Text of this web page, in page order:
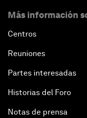
Más información
Centros
Reuniones
Partes interesadas
Historias del Foro
Notas de prensa